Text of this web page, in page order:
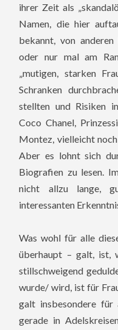
ihrer Zeit als
Namen, die hier
bekannt, von
oder nur mal am
„mutigen, starken
Schranken
stellten und Risiken
Coco Chanel,
Montez, vielleicht
Aber es lohnt sich
Biografien zu lesen.
nicht allzu lange,
interessanten
Was wohl für alle
überhaupt – galt, ist,
stillschweigend
wurde/ wird, ist für
galt insbesondere für
gerade in